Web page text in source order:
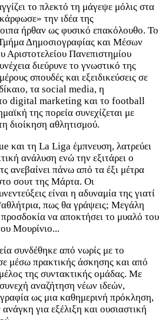
το πλεκτό τη μάγεψε μόλις στα
την ιδέα της
ήρθαν ως φυσικό επακόλουθο. Το
Δημοσιογραφίας και Μέσων
Αριστοτελείου Πανεπιστημίου
διεύρυνε το γνωστικό της
σπουδές και εξειδικεύσεις σε
τα social media, η
digital marketing και το football
της πορεία συνεχίζεται με
διοίκηση αθλητισμού.
και τη La Liga έμπνευση, λατρεύει
ανάλυση ενώ την εξιτάρει ο
ανεβαίνει πάνω από τα έξι μέτρα
σουτ της Μάρτα. Οι
είναι η αδυναμία της γιατί
πως θα γράψεις; Μεγάλη
να αποκτήσει το μυαλό του
Μουρίνιο...
συνδέθηκε από νωρίς με το
μέσω πρακτικής άσκησης και από
της συντακτικής ομάδας. Με
αναζήτηση νέων ιδεών,
ως μια καθημερινή πρόκληση,
για εξέλιξη και ουσιαστική